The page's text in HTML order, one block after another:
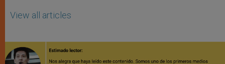
View all articles